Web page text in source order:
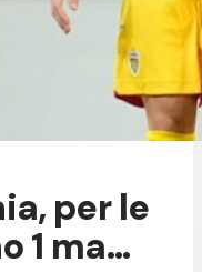
per le
1 ma...